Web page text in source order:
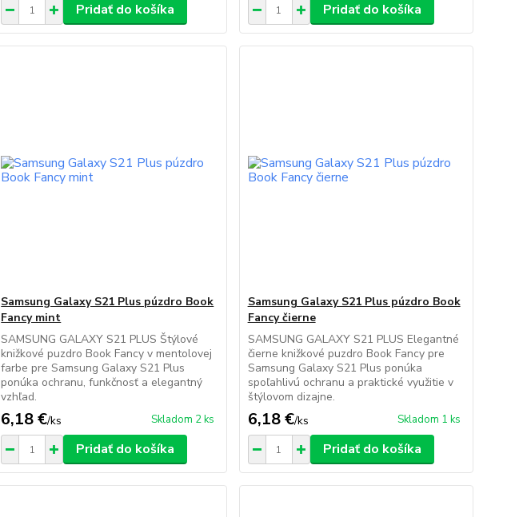
Pridať do košíka Pridať do košíka
Samsung Galaxy S21 Plus púzdro Book
Fancy mint
SAMSUNG GALAXY S21 PLUS Štýlové
knižkové puzdro Book Fancy v mentolovej
farbe pre Samsung Galaxy S21 Plus
ponúka ochranu, funkčnosť a elegantný
vzhľad.
6,18 €/ks Skladom 2 ks
Pridať do košíka
Samsung Galaxy S21 Plus púzdro Book
Fancy čierne
SAMSUNG GALAXY S21 PLUS Elegantné
čierne knižkové puzdro Book Fancy pre
Samsung Galaxy S21 Plus ponúka
spoľahlivú ochranu a praktické využitie v
štýlovom dizajne.
6,18 €/ks Skladom 1 ks
Pridať do košíka